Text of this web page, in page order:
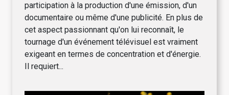
participation à la production d'une émission, d'un
documentaire ou même d'une publicité. En plus de
cet aspect passionnant qu'on lui reconnaît, le
tournage d'un événement télévisuel est vraiment
exigeant en termes de concentration et d'énergie.
Il requiert...